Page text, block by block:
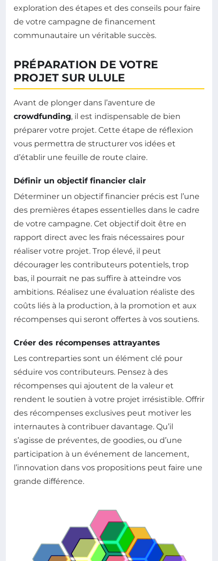
exploration des étapes et des conseils pour faire
de votre campagne de financement
communautaire un véritable succès.
PRÉPARATION DE VOTRE
PROJET SUR ULULE
Avant de plonger dans l’aventure de
crowdfunding, il est indispensable de bien
préparer votre projet. Cette étape de réflexion
vous permettra de structurer vos idées et
d’établir une feuille de route claire.
Définir un objectif financier clair
Déterminer un objectif financier précis est l’une
des premières étapes essentielles dans le cadre
de votre campagne. Cet objectif doit être en
rapport direct avec les frais nécessaires pour
réaliser votre projet. Trop élevé, il peut
décourager les contributeurs potentiels, trop
bas, il pourrait ne pas suffire à atteindre vos
ambitions. Réalisez une évaluation réaliste des
coûts liés à la production, à la promotion et aux
récompenses qui seront offertes à vos soutiens.
Créer des récompenses attrayantes
Les contreparties sont un élément clé pour
séduire vos contributeurs. Pensez à des
récompenses qui ajoutent de la valeur et
rendent le soutien à votre projet irrésistible. Offrir
des récompenses exclusives peut motiver les
internautes à contribuer davantage. Qu’il
s’agisse de préventes, de goodies, ou d’une
participation à un événement de lancement,
l’innovation dans vos propositions peut faire une
grande différence.